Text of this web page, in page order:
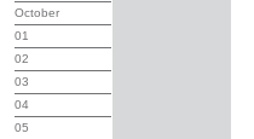
October
01
02
03
04
05